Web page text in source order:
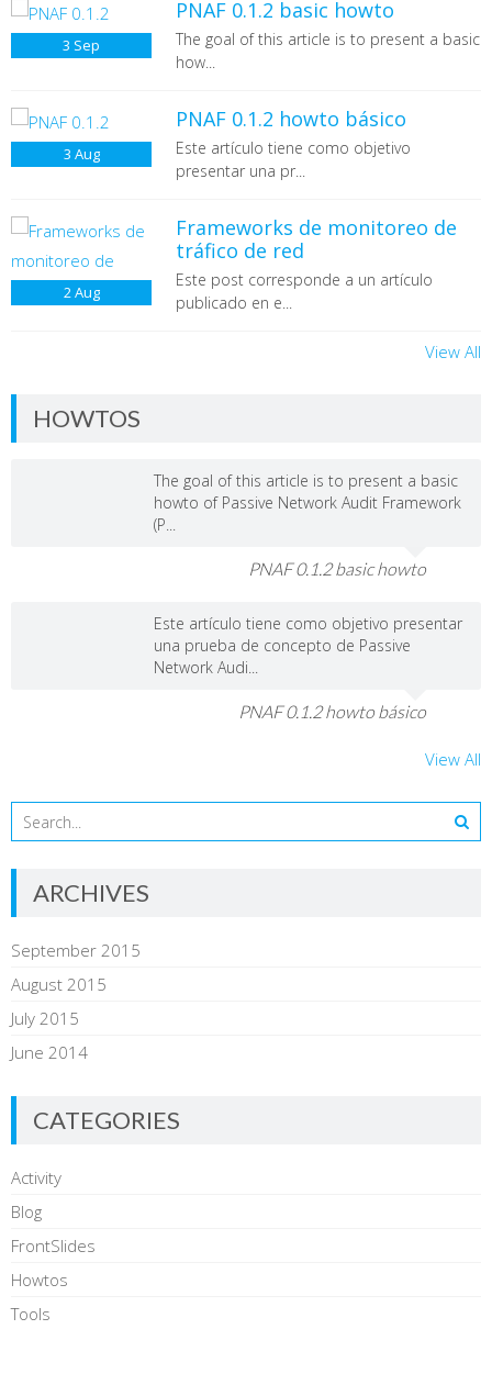
3 Sep
PNAF 0.1.2 basic howto
The goal of this article is to present a basic
how...
3 Aug
PNAF 0.1.2 howto básico
Este artículo tiene como objetivo
presentar una pr...
2Aug
Frameworks de monitoreo de
tráfico de red
Este post corresponde a un artículo
publicado en e...
View All
HOWTOS
The goal of this article is to present a basic
howto of Passive Network Audit Framework
(P...
PNAF 0.1.2 basic howto
Este artículo tiene como objetivo presentar
una prueba de concepto de Passive
Network Audi...
PNAF 0.1.2 howto básico
View All
ARCHIVES
September 2015
August 2015
July 2015
June 2014
CATEGORIES
Activity
Blog
FrontSlides
Howtos
Tools